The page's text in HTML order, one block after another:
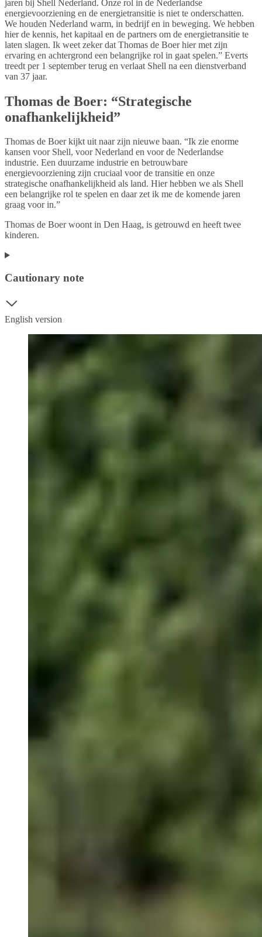
jaren bij Shell Nederland. Onze rol in de Nederlandse
energievoorziening en de energietransitie is niet te onderschatten.
We houden Nederland warm, in bedrijf en in beweging. We hebben
hier de kennis, het kapitaal en de partners om de energietransitie te
laten slagen. Ik weet zeker dat Thomas de Boer hier met zijn
ervaring en achtergrond een belangrijke rol in gaat spelen.” Everts
treedt per 1 september terug en verlaat Shell na een dienstverband
van 37 jaar.
Thomas de Boer: “Strategische
onafhankelijkheid”
Thomas de Boer kijkt uit naar zijn nieuwe baan. “Ik zie enorme
kansen voor Shell, voor Nederland en voor de Nederlandse
industrie. Een duurzame industrie en betrouwbare
energievoorziening zijn cruciaal voor de transitie en onze
strategische onafhankelijkheid als land. Hier hebben we als Shell
een belangrijke rol te spelen en daar zet ik me de komende jaren
graag voor in.”
Thomas de Boer woont in Den Haag, is getrouwd en heeft twee
kinderen.
Cautionary note
English version